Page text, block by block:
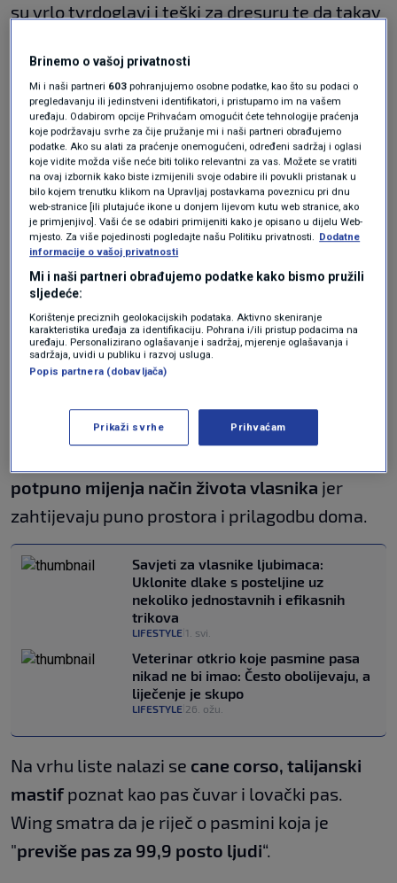
su vrlo tvrdoglavi i teški za dresuru te da takav
djecom, pišeNova.rs.
PIXABAY
njemačka doga. Iako ih opisuje kao nježne i
potpuno mijenja način života vlasnika jer
zahtijevaju puno prostora i prilagodbu doma.
Savjeti za vlasnike ljubimaca:
Uklonite dlake s posteljine uz
nekoliko jednostavnih i efikasnih
trikova
LIFESTYLE 1. svi.
Veterinar otkrio koje pasmine pasa
nikad ne bi imao: Često obolijevaju, a
liječenje je skupo
LIFESTYLE 26. ožu.
Na vrhu liste nalazi se cane corso, talijanski
mastifpoznat kao pas čuvar i lovački pas.
Wing smatra da je riječ o pasmini koja je
"previše pas za 99,9 posto ljudi“.
Brinemo o vašoj privatnosti
Mi i naši partneri 603 pohranjujemo osobne podatke, kao što su podaci o
pregledavanju ili jedinstveni identifikatori, i pristupamo im na vašem
uređaju. Odabirom opcije Prihvaćam omogućit ćete tehnologije praćenja
koje podržavaju svrhe za čije pružanje mi i naši partneri obrađujemo
podatke. Ako su alati za praćenje onemogućeni, određeni sadržaj i oglasi
koje vidite možda više neće biti toliko relevantni za vas. Možete se vratiti
na ovaj izbornik kako biste izmijenili svoje odabire ili povukli pristanak u
bilo kojem trenutku klikom na Upravljaj postavkama poveznicu pri dnu
web-stranice [ili plutajuće ikone u donjem lijevom kutu web stranice, ako
je primjenjivo]. Vaši će se odabiri primijeniti kako je opisano u dijelu Web-
mjesto. Za više pojedinosti pogledajte našu Politiku privatnosti. Dodatne
informacije o vašoj privatnosti
Mi i naši partneri obrađujemo podatke kako bismo pružili
sljedeće:
Korištenje preciznih geolokacijskih podataka. Aktivno skeniranje
karakteristika uređaja za identifikaciju. Pohrana i/ili pristup podacima na
uređaju. Personalizirano oglašavanje i sadržaj, mjerenje oglašavanja i
sadržaja, uvidi u publiku i razvoj usluga.
Popis partnera (dobavljača)
Prikaži svrhe Prihvaćam